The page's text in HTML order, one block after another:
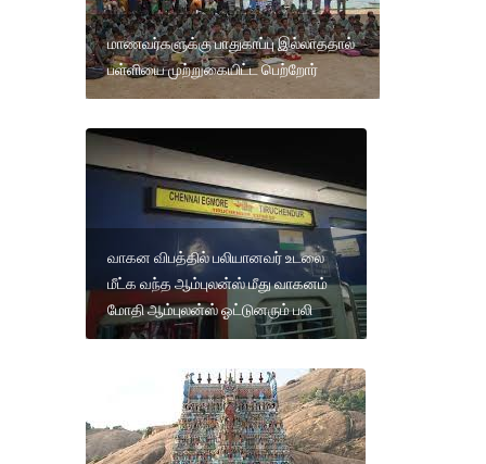
மாணவர்களுக்கு பாதுகாப்பு இல்லாததால்
பள்ளியை முற்றுகையிட்ட பெற்றோர்
வாகன விபத்தில் பலியானவர் உடலை
மீட்க வந்த ஆம்புலன்ஸ் மீது வாகனம்
மோதி ஆம்புலன்ஸ் ஓட்டுனரும் பலி